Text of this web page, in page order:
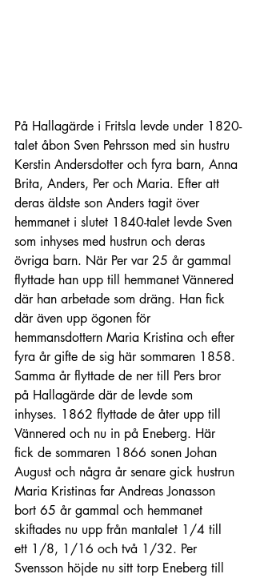
På Hallagärde i Fritsla levde under 1820-
talet åbon Sven Pehrsson med sin hustru
Kerstin Andersdotter och fyra barn, Anna
Brita, Anders, Per och Maria. Efter att
deras äldste son Anders tagit över
hemmanet i slutet 1840-talet levde Sven
som inhyses med hustrun och deras
övriga barn. När Per var 25 år gammal
flyttade han upp till hemmanet Vännered
där han arbetade som dräng. Han fick
där även upp ögonen för
hemmansdottern Maria Kristina och efter
fyra år gifte de sig här sommaren 1858.
Samma år flyttade de ner till Pers bror
på Hallagärde där de levde som
inhyses. 1862 flyttade de åter upp till
Vännered och nu in på Eneberg. Här
fick de sommaren 1866 sonen Johan
August och några år senare gick hustrun
Maria Kristinas far Andreas Jonasson
bort 65 år gammal och hemmanet
skiftades nu upp från mantalet 1/4 till
ett 1/8, 1/16 och två 1/32. Per
Svensson höjde nu sitt torp Eneberg till